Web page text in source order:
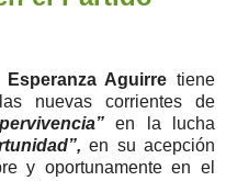
Esperanza Aguirre tiene
nuevas corrientes de
en la lucha
en su acepción
y oportunamente en el